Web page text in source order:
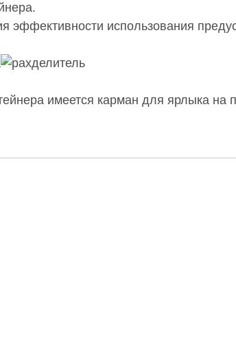
эффективности использования
имеется карман для ярлыка